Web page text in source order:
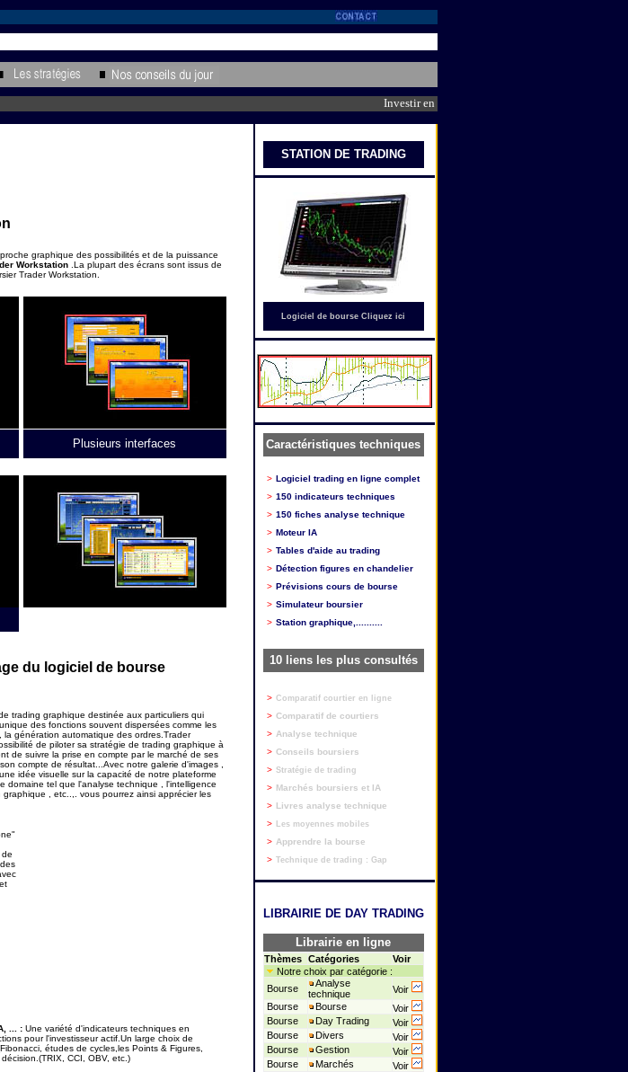
Investir en bourse avec Trader WS : Synthèse des
graphique des possibilités et de la puissance
Workstation.La plupart des écrans sont issus de
Trader Workstation.
Plusieurs interfaces
du logiciel de bourse
trading graphique destinée aux particuliers qui
des fonctions souvent dispersées comme les
génération automatique des ordres.Trader
de piloter sa stratégie de trading graphique à
de suivre la prise en compte par le marché de ses
compte de résultat... Avec notre galerie d'images ,
idée visuelle sur la capacité de notre plateforme
domaine tel que l'analyse technique , l'intelligence
, etc..,. vous pourrez ainsi apprécier les
... : Une variété d'indicateurs techniques en
pour l'investisseur actif.Un large choix de
études de cycles,les Points & Figures,
CCI, OBV, etc.)
STATION DETRADING
Logiciel de bourse Cliquez ici
Caractéristiques techniques
> Logiciel trading en ligne complet
> 150 indicateurs techniques
> 150 fiches analyse technique
> Moteur IA
> Tables d'aide au trading
> Détection figures en chandelier
> Prévisions cours de bourse
> Simulateur boursier
> Station graphique,..........
10 liens les plus consultés
> Comparatif courtier en ligne
> Comparatif de courtiers
> Analyse technique
> Conseils boursiers
> Stratégie de trading
> Marchés boursiers et IA
> Livres analyse technique
>
Les moyennes mobiles
> Apprendre la bourse
> Technique de trading : Gap
LIBRAIRIE DE DAY TRADING
Librairie en ligne
Thèmes Catégories
Voir
Notre choix par catégorie :
Bourse
Analyse
technique
Voir
Bourse
Bourse
Voir
Bourse
Day Trading
Voir
Bourse
Divers
Voir
Bourse
Gestion
Voir
Bourse
Marchés
Voir